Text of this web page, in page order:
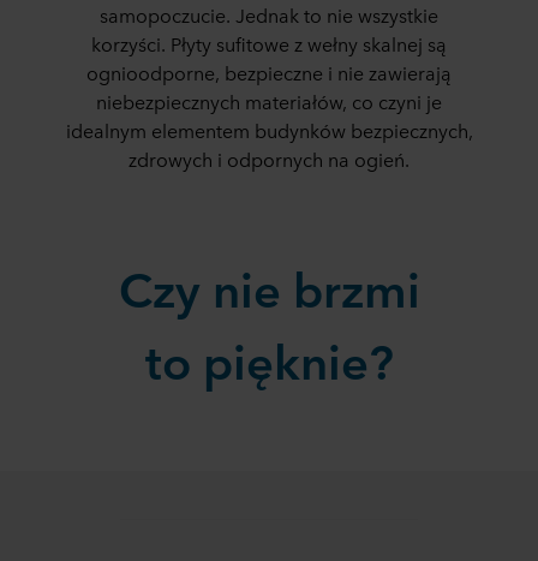
samopoczucie. Jednak to nie wszystkie
korzyści. Płyty sufitowe z wełny skalnej są
ognioodporne, bezpieczne i nie zawierają
niebezpiecznych materiałów, co czyni je
idealnym elementem budynków bezpiecznych,
zdrowych i odpornych na ogień.
Czy nie brzmi
to pięknie?